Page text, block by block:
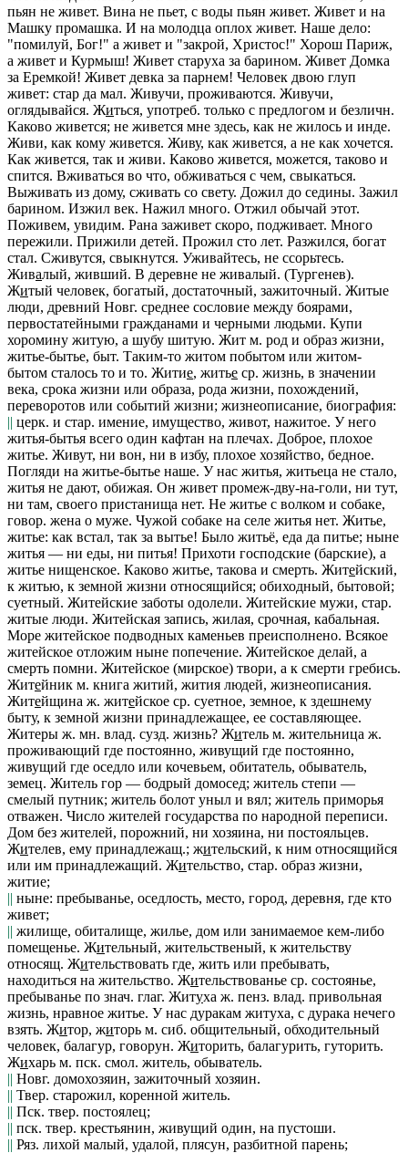
пьян не живет. Вина не пьет, с воды пьян живет. Живет и на
Машку промашка. И на молодца оплох живет. Наше дело:
"помилуй, Бог!" а живет и "закрой, Христос!" Хорош Париж,
а живет и Курмыш! Живет старуха за барином. Живет Домка
за Еремкой! Живет девка за парнем! Человек двою глуп
живет: стар да мал. Живучи, проживаются. Живучи,
оглядывайся. Житься, употреб. только с предлогом и безличн.
Каково живется; не живется мне здесь, как не жилось и инде.
Живи, как кому живется. Живу, как живется, а не как хочется.
Как живется, так и живи. Каково живется, можется, таково и
спится. Вживаться во что, обживаться с чем, свыкаться.
Выживать из дому, сживать со свету. Дожил до седины. Зажил
барином. Изжил век. Нажил много. Отжил обычай этот.
Поживем, увидим. Рана заживет скоро, подживает. Много
пережили. Прижили детей. Прожил сто лет. Разжился, богат
стал. Сживутся, свыкнутся. Уживайтесь, не ссорьтесь.
Живалый, живший. В деревне не живалый. (Тургенев).
Житый человек, богатый, достаточный, зажиточный. Житые
люди, древний Новг. среднее сословие между боярами,
первостатейными гражданами и черными людьми. Купи
хоромину житую, а шубу шитую. Жит м. род и образ жизни,
житье-бытье, быт. Таким-то житом побытом или житом-
бытом сталось то и то. Житие, житье ср. жизнь, в значении
века, срока жизни или образа, рода жизни, похождений,
переворотов или событий жизни; жизнеописание, биография:
|| церк. и стар. имение, имущество, живот, нажитое. У него
житья-бытья всего один кафтан на плечах. Доброе, плохое
житье. Живут, ни вон, ни в избу, плохое хозяйство, бедное.
Погляди на житье-бытье наше. У нас житья, житьеца не стало,
житья не дают, обижая. Он живет промеж-дву-на-голи, ни тут,
ни там, своего пристанища нет. Не житье с волком и собаке,
говор. жена о муже. Чужой собаке на селе житья нет. Житье,
житье: как встал, так за вытье! Было житьё, еда да питье; ныне
житья — ни еды, ни питья! Прихоти господские (барские), а
житье нищенское. Каково житье, такова и смерть. Житейский,
к житью, к земной жизни относящийся; обиходный, бытовой;
суетный. Житейские заботы одолели. Житейские мужи, стар.
житые люди. Житейская запись, жилая, срочная, кабальная.
Море житейское подводных каменьев преисполнено. Всякое
житейское отложим ныне попечение. Житейское делай, а
смерть помни. Житейское (мирское) твори, а к смерти гребись.
Житейник м. книга житий, жития людей, жизнеописания.
Житейщина ж. житейское ср. суетное, земное, к здешнему
быту, к земной жизни принадлежащее, ее составляющее.
Житеры ж. мн. влад. сузд. жизнь? Житель м. жительница ж.
проживающий где постоянно, живущий где постоянно,
живущий где оседло или кочевьем, обитатель, обыватель,
земец. Житель гор — бодрый домосед; житель степи —
смелый путник; житель болот уныл и вял; житель приморья
отважен. Число жителей государства по народной переписи.
Дом без жителей, порожний, ни хозяина, ни постояльцев.
Жителев, ему принадлежащ.; жительский, к ним относящийся
или им принадлежащий. Жительство, стар. образ жизни,
житие;
|| ныне: пребыванье, оседлость, место, город, деревня, где кто
живет;
|| жилище, обиталище, жилье, дом или занимаемое кем-либо
помещенье. Жительный, жительственый, к жительству
относящ. Жительствовать где, жить или пребывать,
находиться на жительство. Жительствованье ср. состоянье,
пребыванье по знач. глаг. Житуха ж. пенз. влад. привольная
жизнь, нравное житье. У нас дуракам житуха, с дурака нечего
взять. Житор, житорь м. сиб. общительный, обходительный
человек, балагур, говорун. Житорить, балагурить, гуторить.
Жихарь м. пск. смол. житель, обыватель.
|| Новг. домохозяин, зажиточный хозяин.
|| Твер. старожил, коренной житель.
|| Пск. твер. постоялец;
|| пск. твер. крестьянин, живущий один, на пустоши.
|| Ряз. лихой малый, удалой, плясун, разбитной парень;